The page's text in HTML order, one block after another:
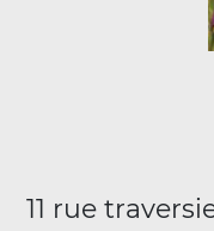
11 rue